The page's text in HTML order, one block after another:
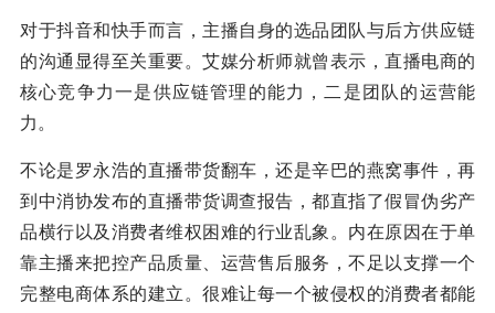
对于抖音和快手而言，主播自身的选品团队与后方供应链
的沟通显得至关重要。艾媒分析师就曾表示，直播电商的
核心竞争力一是供应链管理的能力，二是团队的运营能
力。
不论是罗永浩的直播带货翻车，还是辛巴的燕窝事件，再
到中消协发布的直播带货调查报告，都直指了假冒伪劣产
品横行以及消费者维权困难的行业乱象。内在原因在于单
靠主播来把控产品质量、运营售后服务，不足以支撑一个
完整电商体系的建立。很难让每一个被侵权的消费者都能